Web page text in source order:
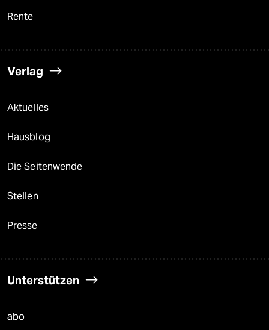
Rente
Verlag
Aktuelles
Hausblog
Die Seitenwende
Stellen
Presse
Unterstützen
abo